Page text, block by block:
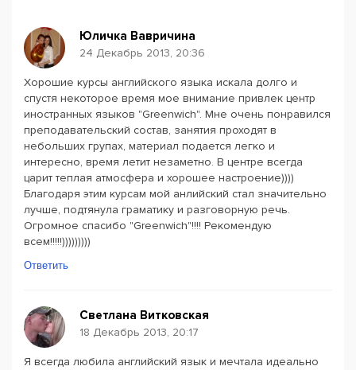
Юличка Вавричина
24 Декабрь 2013, 20:36
Хорошие курсы английского языка искала долго и
спустя некоторое время мое внимание привлек центр
иностранных языков "Greenwich". Мне очень понравился
преподавательский состав, занятия проходят в
небольших групах, материал подается легко и
интересно, время летит незаметно. В центре всегда
царит теплая атмосфера и хорошее настроение))))
Благодаря этим курсам мой анлийский стал значительно
лучше, подтянула граматику и разговорную речь.
Огромное спасибо "Greenwich"!!!! Рекомендую
всем!!!!!)))))))))
Ответить
Светлана Витковская
18 Декабрь 2013, 20:17
Я всегда любила английский язык и мечтала идеально